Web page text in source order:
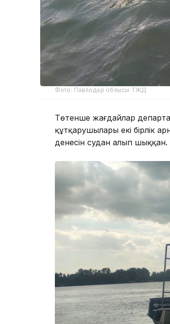
Фото: Павлодар облысы ТЖД
Төтенше жағдайлар
құтқарушылары екі бірлік
денесін судан алып шыққан.